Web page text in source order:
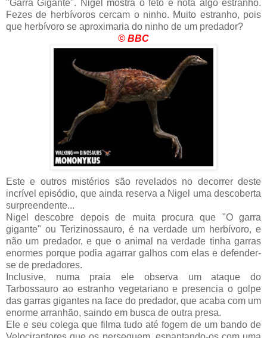
"Garra Gigante". Nigel mostra o feto e nota algo estranho.
Fezes de herbívoros cercam o ninho. Muito estranho, pois
que herbívoro se aproximaria do ninho de um predador?
© BBC
Este e outros mistérios são revelados no decorrer deste
incrível episódio, que ainda reserva a Nigel uma descoberta
surpreendente...
Nigel descobre depois de muita procura que "O garra
gigante" ou Terizinossauro, é na verdade um herbívoro, e
não um predador, e que o animal na verdade tinha garras
enormes porque podia agarrar galhos com elas e defender-
se de predadores.
Inclusive, numa praia ele observa um ataque do
Tarbossauro ao estranho vegetariano e presencia o golpe
das garras gigantes na face do predador, que acaba com um
enorme arranhão, saindo em busca de outra presa.
Ele e seu colega que filma tudo até fogem de um bando de